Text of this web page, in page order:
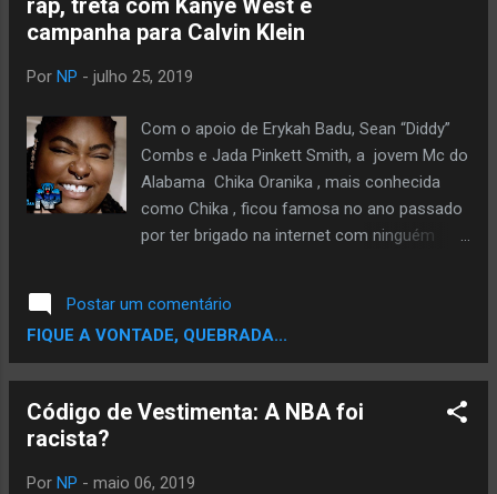
Sete matas, sete chacras, sete mantras,
sete casas. Sete linhas, sete vidas, sete
Poderoso, Insano. Quadrado, triangulo,
maravilhas. Na faixa "Cão", que é a segunda,
Sete mostra toda sua sensualidade em
forma de rimas, sem dúvida esse som tem
que entrar pra sua playlist de sexo. A
terceira faixa é a que leva o nome do EP,
rap, treta com Kanye West e
campanha para Calvin Klein
Por NP - julho 25, 2019
Com o apoio de Erykah Badu, Sean “Diddy”
Combs e Jada Pinkett Smith, a jovem Mc do
Alabama Chika Oranika , mais conhecida
como Chika , ficou famosa no ano passado
por ter brigado na internet com ninguém
Donald Trump. Além de brigar com Kanye,
Chika largou um freestyle contra o rapper
em cima da batida de "Jesus Walks", um dos
promessa é uma das novas vozes do
campanha para o #MyCalvins da Calvin
Postar um comentário
FIQUE A VONTADE, QUEBRADA...
Código de Vestimenta: A NBA foi
racista?
Por NP - maio 06, 2019